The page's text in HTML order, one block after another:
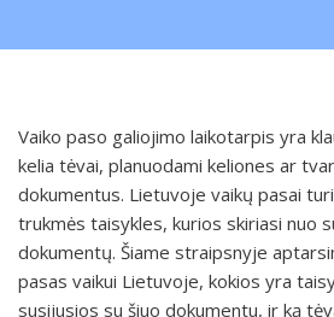
Vaiko paso galiojimo laikotarpis yra
kelia tėvai, planuodami keliones ar
dokumentus. Lietuvoje vaikų pasai
trukmės taisykles, kurios skiriasi nuo
dokumentų. Šiame straipsnyje
pasas vaikui Lietuvoje, kokios yra
susijusios su šiuo dokumentu, ir ką